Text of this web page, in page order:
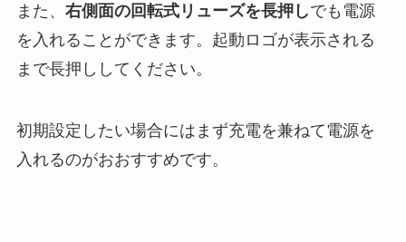
また、 右側面の回転式リューズを長押しでも電源
を入れることができます。起動ロゴが表示される
まで長押ししてください。
初期設定したい場合にはまず充電を兼ねて電源を
入れるのがおおすすめです。